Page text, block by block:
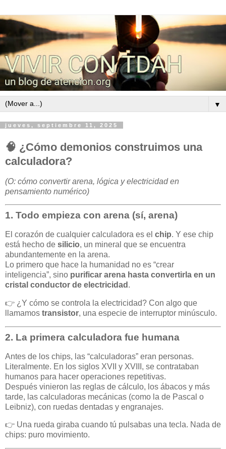
▼
jueves, septiembre 11, 2025
🧠 ¿Cómo demonios construimos una
calculadora?
(O: cómo convertir arena, lógica y electricidad en
pensamiento numérico)
1. Todo empieza con arena (sí, arena)
El corazón de cualquier calculadora es el chip. Y ese chip
está hecho de silicio, un mineral que se encuentra
abundantemente en la arena.
Lo primero que hace la humanidad no es “crear
inteligencia”, sino purificar arena hasta convertirla en un
cristal conductor de electricidad .
👉 ¿Y cómo se controla la electricidad? Con algo que
llamamos transistor, una especie de interruptor minúsculo.
2. La primera calculadora fue humana
Antes de los chips, las “calculadoras” eran personas.
Literalmente. En los siglos XVII y XVIII, se contrataban
humanos para hacer operaciones repetitivas.
Después vinieron las reglas de cálculo, los ábacos y más
tarde, las calculadoras mecánicas (como la de Pascal o
Leibniz), con ruedas dentadas y engranajes.
👉 Una rueda giraba cuando tú pulsabas una tecla. Nada de
chips: puro movimiento.